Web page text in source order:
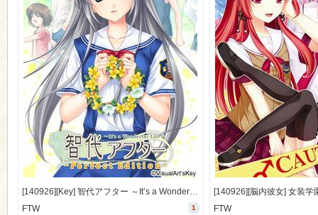
[140926][Key] 智代アフター ～It’s a Wonderful Life～ PerfectEdition [115M Lossless/11M JPG]
1
FTW FTW